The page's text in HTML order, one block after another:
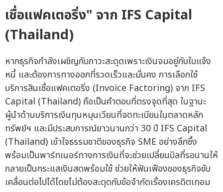
เชื่อแฟคเตอริ่ง" จาก IFS Capital
(Thailand)
หากธุรกิจกำลังเผชิญกับภาวะสะดุดเพราะเงินจมอยู่กับใบแจ้ง
หนี้ และต้องการทางออกที่รวดเร็วและมั่นคง การเลือกใช้
บริการสินเชื่อแฟคเตอริ่ง (Invoice Factoring) จาก IFS
Capital (Thailand) ถือเป็นคำตอบที่ตรงจุดที่สุด ในฐานะ
ผู้นำด้านบริการเงินทุนหมุนเวียนที่จดทะเบียนในตลาดหลัก
ทรัพย์ฯ และมีประสบการณ์ยาวนานกว่า 30 ปี IFS Capital
(Thailand) เข้าใจธรรมชาติของธุรกิจ SME อย่างลึกซึ้ง
พร้อมเป็นพาร์ทเนอร์ทางการเงินที่จะช่วยเปลี่ยนบิลที่รอนานให้
กลายเป็นกระแสเงินสดพร้อมใช้ ช่วยให้ฟันเฟืองของธุรกิจขับ
เคลื่อนต่อไปได้โดยไม่ต้องสะดุดกับข้อจำกัดเรื่องเครดิตเทอม